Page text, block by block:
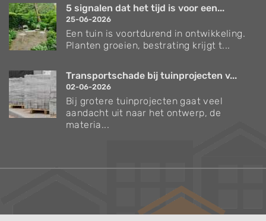
5 signalen dat het tijd is voor een...
25-06-2026
Een tuin is voortdurend in ontwikkeling.
Planten groeien, bestrating krijgt t...
Transportschade bij tuinprojecten v...
02-06-2026
Bij grotere tuinprojecten gaat veel
aandacht uit naar het ontwerp, de
materia...
Verzorgingstips voor bomen en planten
Inspiratie voor uw tuin en terras
De belangrijkste tuinwerkzaamheden voor de